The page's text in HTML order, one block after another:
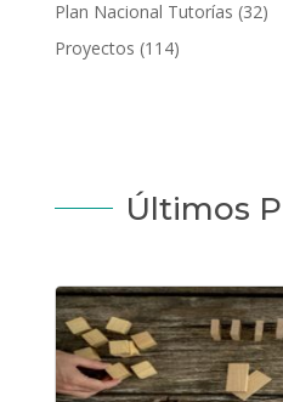
Plan Nacional Tutorías (32)
Proyectos (114)
Últimos